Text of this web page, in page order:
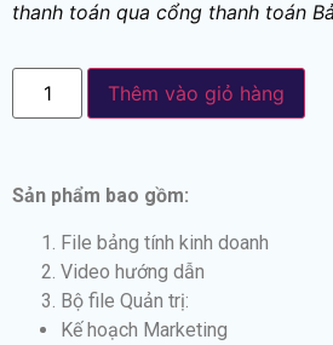
thanh toán qua cổng thanh toán
Thêm vào giỏ hàng
Sản phẩm bao gồm:
File bảng tính kinh doanh
Video hướng dẫn
Bộ file Quản trị:
Kế hoạch Marketing